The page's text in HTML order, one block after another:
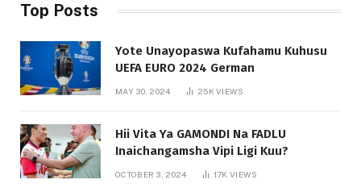
Top Posts
Yote Unayopaswa Kufahamu Kuhusu
UEFA EURO 2024 German
MAY 30, 2024 25KVIEWS
Hii Vita Ya GAMONDI Na FADLU
Inaichangamsha Vipi Ligi Kuu?
OCTOBER 3, 2024 17KVIEWS